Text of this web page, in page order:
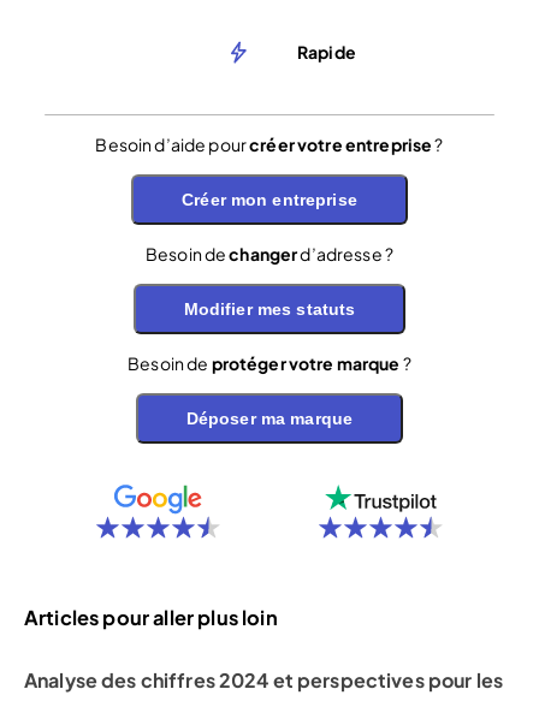
Rapide
Besoin d’aide pourcréer votre entreprise?
Créer mon entreprise
Besoin dechangerd’adresse ?
Modifier mes statuts
Besoin de protéger votre marque ?
Déposer ma marque
Articles pour aller plus loin
Analyse des chiffres 2024 et perspectives pour les